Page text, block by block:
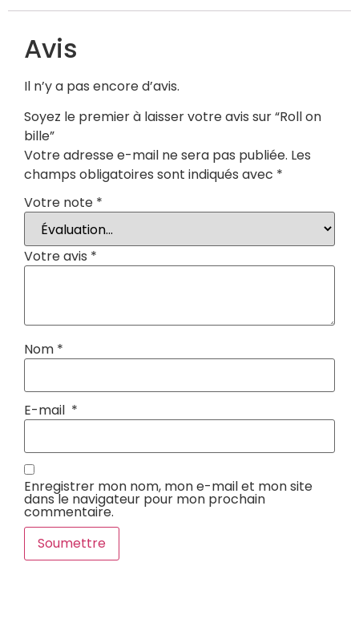
Avis
Il n’y a pas encore d’avis.
Soyez le premier à laisser votre avis sur “Roll on
bille”
Votre adresse e-mail ne sera pas publiée. Les
champs obligatoires sont indiqués avec *
Votre note *
Votre avis *
Nom *
E-mail *
Enregistrer mon nom, mon e-mail et mon site
dans le navigateur pour mon prochain
commentaire.